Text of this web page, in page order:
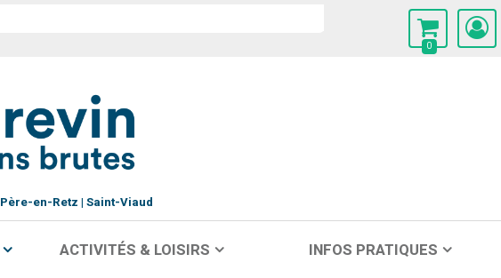
0
en-Retz Saint-Viaud
ACTIVITÉS & LOISIRS INFOS PRATIQUES